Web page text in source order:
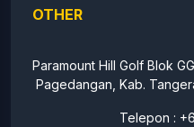
OTHER
Paramount Hill Golf Blok
Pagedangan, Kab.
Telepon :